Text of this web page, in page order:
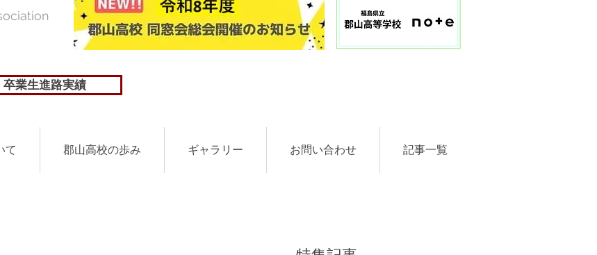
卒業生進路実績
て 郡山高校の歩み ギャラリー お問い合わせ 記事一覧